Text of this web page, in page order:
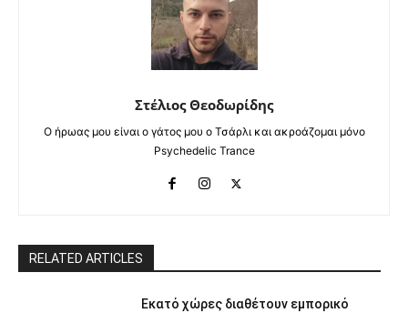
Στέλιος Θεοδωρίδης
Ο ήρωας μου είναι ο γάτος μου ο Τσάρλι και ακροάζομαι μόνο
Psychedelic Trance
RELATED ARTICLES
Εκατό χώρες διαθέτουν εμπορικό